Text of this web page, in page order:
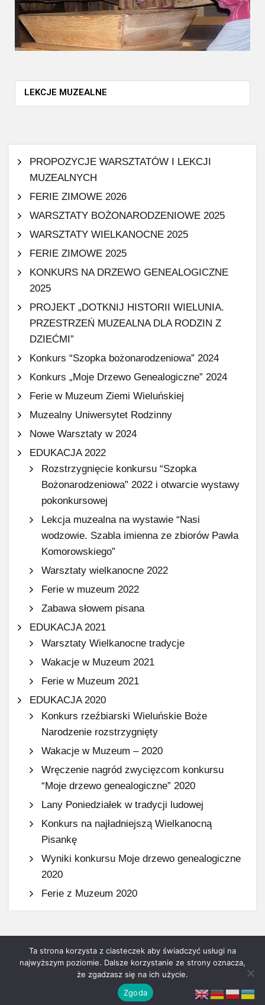
LEKCJE MUZEALNE
PROPOZYCJE WARSZTATÓW I LEKCJI
MUZEALNYCH
FERIE ZIMOWE 2026
WARSZTATY BOŻONARODZENIOWE 2025
WARSZTATY WIELKANOCNE 2025
FERIE ZIMOWE 2025
KONKURS NA DRZEWO GENEALOGICZNE
2025
PROJEKT „DOTKNIJ HISTORII WIELUNIA.
PRZESTRZEŃ MUZEALNA DLA RODZIN Z
DZIEĆMI”
Konkurs “Szopka bożonarodzeniowa” 2024
Konkurs „Moje Drzewo Genealogiczne” 2024
Ferie w Muzeum Ziemi Wieluńskiej
Muzealny Uniwersytet Rodzinny
Nowe Warsztaty w 2024
EDUKACJA 2022
Rozstrzygnięcie konkursu “Szopka
Bożonarodzeniowa” 2022 i otwarcie wystawy
pokonkursowej
Lekcja muzealna na wystawie “Nasi
wodzowie. Szabla imienna ze zbiorów Pawła
Komorowskiego”​
Warsztaty wielkanocne 2022
Ferie w muzeum 2022
Zabawa słowem pisana
EDUKACJA 2021
Warsztaty Wielkanocne tradycje
Wakacje w Muzeum 2021
Ferie w Muzeum 2021
EDUKACJA 2020
Konkurs rzeźbiarski Wieluńskie Boże
Narodzenie rozstrzygnięty
Wakacje w Muzeum – 2020
Wręczenie nagród zwycięzcom konkursu
“Moje drzewo genealogiczne” 2020
Lany Poniedziałek w tradycji ludowej
Konkurs na najładniejszą Wielkanocną
Pisankę
Wyniki konkursu Moje drzewo genealogiczne
2020
Ferie z Muzeum 2020
2021 Copyright ©Muzeum Ziemi Wieluńskej wszystkie prawa
zastrzeżone.
Ta strona korzysta z ciasteczek aby świadczyć usługi na
najwyższym poziomie. Dalsze korzystanie ze strony oznacza,
że zgadzasz się na ich użycie.
Zgoda